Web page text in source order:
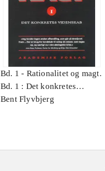
Bd. 1 - Rationalitet og magt.
Bd. 1 : Det konkretes
videnskab
Bent Flyvbjerg